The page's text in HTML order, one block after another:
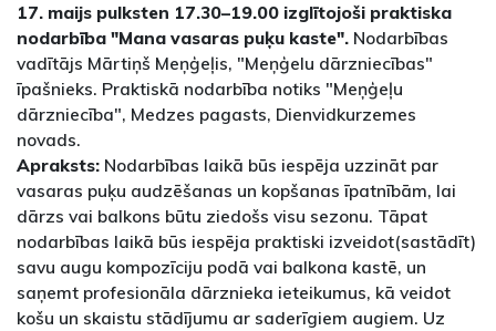
17. maijs pulksten 17.30–19.00 izglītojoši praktiska
nodarbība "Mana vasaras puķu kaste". Nodarbības
vadītājs Mārtiņš Meņģeļis, "Meņģelu dārzniecības"
īpašnieks. Praktiskā nodarbība notiks "Meņģeļu
dārzniecība", Medzes pagasts, Dienvidkurzemes
novads.
Apraksts: Nodarbības laikā būs iespēja uzzināt par
vasaras puķu audzēšanas un kopšanas īpatnībām, lai
dārzs vai balkons būtu ziedošs visu sezonu. Tāpat
nodarbības laikā būs iespēja praktiski izveidot(sastādīt)
savu augu kompozīciju podā vai balkona kastē, un
saņemt profesionāla dārznieka ieteikumus, kā veidot
košu un skaistu stādījumu ar saderīgiem augiem. Uz